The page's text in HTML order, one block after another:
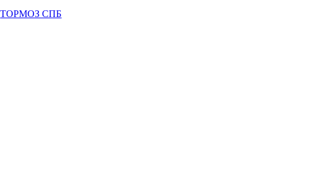
ТОРМОЗ СПБ